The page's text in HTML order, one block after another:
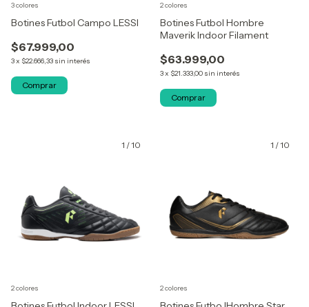
Botines Futbol Campo LESSI
$67.999,00
3x $22.666,33 sin interés
3 colores
Comprar
Botines Futbol Hombre
Maverik Indoor Filament
$63.999,00
3x $21.333,00 sin interés
2 colores
Comprar
1 /10
2 colores
1 /10
2 colores